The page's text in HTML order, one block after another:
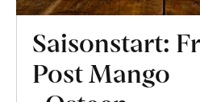
Saisonstart:
Post Mango